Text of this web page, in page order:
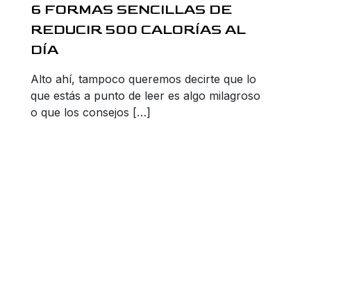
6 FORMAS SENCILLAS DE
REDUCIR 500 CALORÍAS AL
DÍA
Alto ahí, tampoco queremos decirte que lo
que estás a punto de leer es algo milagroso
o que los consejos […]